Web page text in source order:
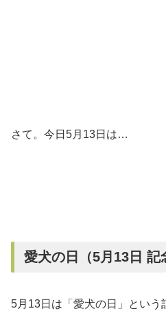
さて。今日5月13日は…
愛犬の日（5月13日 記
5月13日は「愛犬の日」という